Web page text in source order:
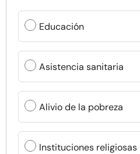
Educación
Asistencia sanitaria
Alivio de la pobreza
Instituciones religiosas